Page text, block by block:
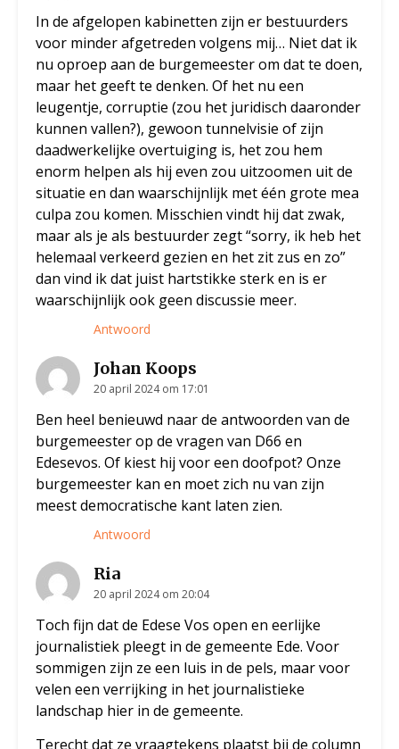
In de afgelopen kabinetten zijn er bestuurders
voor minder afgetreden volgens mij… Niet dat ik
nu oproep aan de burgemeester om dat te doen,
maar het geeft te denken. Of het nu een
leugentje, corruptie (zou het juridisch daaronder
kunnen vallen?), gewoon tunnelvisie of zijn
daadwerkelijke overtuiging is, het zou hem
enorm helpen als hij even zou uitzoomen uit de
situatie en dan waarschijnlijk met één grote mea
culpa zou komen. Misschien vindt hij dat zwak,
maar als je als bestuurder zegt “sorry, ik heb het
helemaal verkeerd gezien en het zit zus en zo”
dan vind ik dat juist hartstikke sterk en is er
waarschijnlijk ook geen discussie meer.
Antwoord
Johan Koops
20 april 2024 om 17:01
Ben heel benieuwd naar de antwoorden van de
burgemeester op de vragen van D66 en
Edesevos. Of kiest hij voor een doofpot? Onze
burgemeester kan en moet zich nu van zijn
meest democratische kant laten zien.
Antwoord
Ria
20 april 2024 om 20:04
Toch fijn dat de Edese Vos open en eerlijke
journalistiek pleegt in de gemeente Ede. Voor
sommigen zijn ze een luis in de pels, maar voor
velen een verrijking in het journalistieke
landschap hier in de gemeente.
Terecht dat ze vraagtekens plaatst bij de column